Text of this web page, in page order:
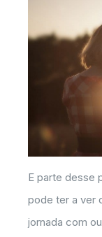
E parte desse
pode ter a ver
jornada com